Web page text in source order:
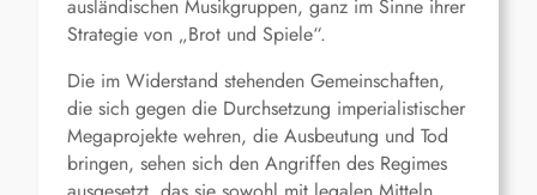
ausländischen Musikgruppen, ganz im Sinne ihrer
Strategie von „Brot und Spiele“.
Die im Widerstand stehenden Gemeinschaften,
die sich gegen die Durchsetzung imperialistischer
Megaprojekte wehren, die Ausbeutung und Tod
bringen, sehen sich den Angriffen des Regimes